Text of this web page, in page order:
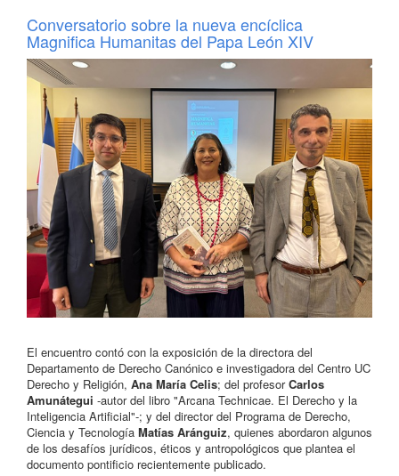
Conversatorio sobre la nueva encíclica
Magnifica Humanitas del Papa León XIV
El encuentro contó con la exposición de la directora del
Departamento de Derecho Canónico e investigadora del Centro UC
Derecho y Religión, Ana María Celis; del profesorCarlos
Amunátegui -autor del libro "Arcana Technicae. El Derecho y la
Inteligencia Artificial"-; y del director del Programa de Derecho,
Ciencia y Tecnología Matías Aránguiz, quienes abordaron algunos
de los desafíos jurídicos, éticos y antropológicos que plantea el
documento pontificio recientemente publicado.